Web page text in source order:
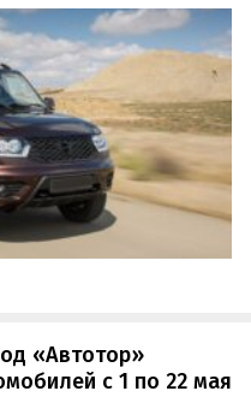
«Автотор»
с 1 по 22 мая